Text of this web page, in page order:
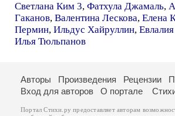
Светлана Ким 3, Фатхула Джамаль,
Гаканов, Валентина Лескова, Елена
Пермин, Ильдус Хайруллин,
Илья Тюльпанов
Авторы Произведения Рецензии
Вход для авторов
О портале
Портал Стихи.ру предоставляет авторам